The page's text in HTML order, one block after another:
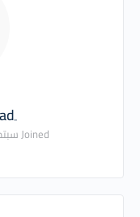
ِAqeel Mohammad
Joined سبتمبر 2022